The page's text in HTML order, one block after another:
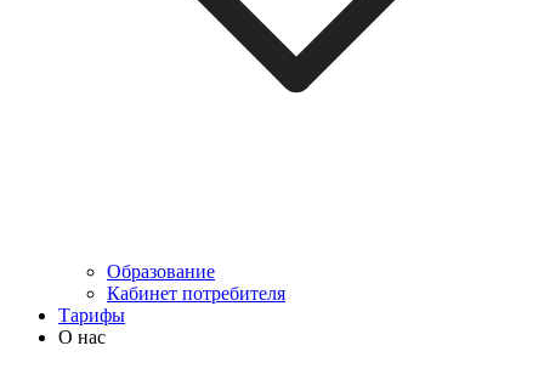
Образование
Кабинет потребителя
Тарифы
О нас